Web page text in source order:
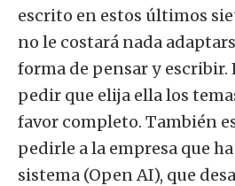
escrito en estos últimos
no le costará nada
forma de pensar y escribir.
pedir que elija ella los
favor completo. También
pedirle a la empresa que
sistema (Open AI), que